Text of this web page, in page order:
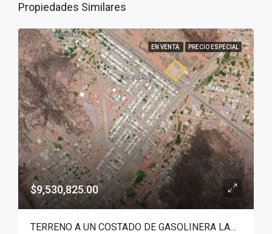
Propiedades Similares
EN VENTA PRECIO ESPECIAL
$9,530,825.00
TERRENO A UN COSTADO DE GASOLINERA LAS COLINAS